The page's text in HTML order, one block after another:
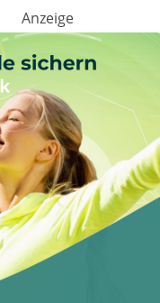
Anzeige